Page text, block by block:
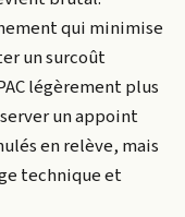
qui minimise
un surcoût
légèrement plus
un appoint
en relève, mais
technique et